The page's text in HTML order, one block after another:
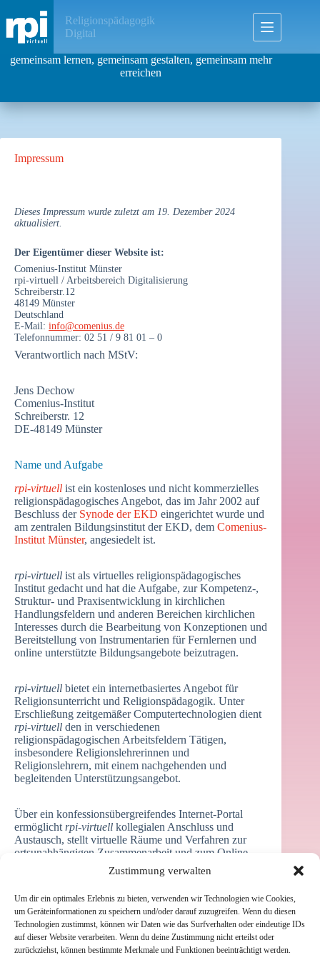
Zustimmung verwalten
Um dir ein optimales Erlebnis zu bieten, verwenden wir Technologien wie Cookies,
um Geräteinformationen zu speichern und/oder darauf zuzugreifen. Wenn du diesen
Technologien zustimmst, können wir Daten wie das Surfverhalten oder eindeutige IDs
auf dieser Website verarbeiten. Wenn du deine Zustimmung nicht erteilst oder
zurückziehst, können bestimmte Merkmale und Funktionen beeinträchtigt werden.
Inhalt
springen
Religionspädagogik
Digital
gemeinsam lernen, gemeinsam gestalten, gemeinsam mehr
erreichen
Impressum
Dieses Impressum wurde zuletzt am 19. Dezember 2024
aktualisiert.
Der Eigentümer dieser Website ist:
Comenius-Institut Münster
rpi-virtuell / Arbeitsbereich Digitalisierung
Schreiberstr.12
48149 Münster
Deutschland
E-Mail: info@comenius.de
Telefonnummer: 02 51 / 9 81 01 – 0
Verantwortlich nach MStV:
Jens Dechow
Comenius-Institut
Schreiberstr. 12
DE-48149 Münster
Name und Aufgabe
rpi-virtuell ist ein kostenloses und nicht kommerzielles
religionspädagogisches Angebot, das im Jahr 2002 auf
Beschluss der Synode der EKD eingerichtet wurde und
am zentralen Bildungsinstitut der EKD, dem Comenius-
Institut Münster, angesiedelt ist.
rpi-virtuell ist als virtuelles religionspädagogisches
Institut gedacht und hat die Aufgabe, zur Kompetenz-,
Struktur- und Praxisentwicklung in kirchlichen
Handlungsfeldern und anderen Bereichen kirchlichen
Interesses durch die Bearbeitung von Konzeptionen und
Bereitstellung von Instrumentarien für Fernlernen und
online unterstützte Bildungsangebote beizutragen.
rpi-virtuell bietet ein internetbasiertes Angebot für
Religionsunterricht und Religionspädagogik. Unter
Erschließung zeitgemäßer Computertechnologien dient
rpi-virtuell den in verschiedenen
religionspädagogischen Arbeitsfeldern Tätigen,
insbesondere Religionslehrerinnen und
Religionslehrern, mit einem nachgehenden und
begleitenden Unterstützungsangebot.
Über ein konfessionsübergreifendes Internet-Portal
ermöglicht rpi-virtuell kollegialen Anschluss und
Austausch, stellt virtuelle Räume und Verfahren zur
ortsunabhängigen Zusammenarbeit und zum Online-
Lernen zur Verfügung und unterstützt kirchliche
Bildungseinrichtungen dabei, online unterstütze
Anschrift
Comenius-Institut Münster